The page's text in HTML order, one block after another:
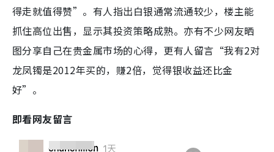
得走就值得赞”。有人指出白银通常流通较少，楼主能
抓住高位出售，显示其投资策略成熟。亦有不少网友晒
图分享自己在贵金属市场的心得，更有人留言“我有2对
龙凤镯是2012年买的，赚2倍，觉得银收益还比金
好”。
即看网友留言